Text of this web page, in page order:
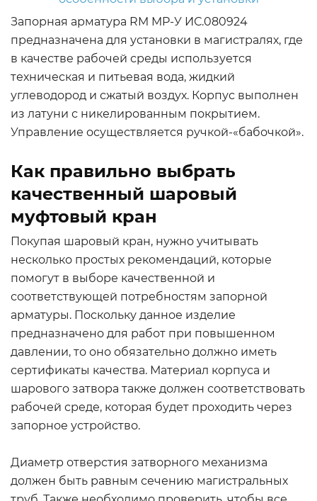
Запорная арматура RM MP-У ИС.080924
предназначена для установки в магистралях, где
в качестве рабочей среды используется
техническая и питьевая вода, жидкий
углеводород и сжатый воздух. Корпус выполнен
из латуни с никелированным покрытием.
Управление осуществляется ручкой-«бабочкой».
Как правильно выбрать
качественный шаровый
муфтовый кран
Покупая шаровый кран, нужно учитывать
несколько простых рекомендаций, которые
помогут в выборе качественной и
соответствующей потребностям запорной
арматуры. Поскольку данное изделие
предназначено для работ при повышенном
давлении, то оно обязательно должно иметь
сертификаты качества. Материал корпуса и
шарового затвора также должен соответствовать
рабочей среде, которая будет проходить через
запорное устройство.
Диаметр отверстия затворного механизма
должен быть равным сечению магистральных